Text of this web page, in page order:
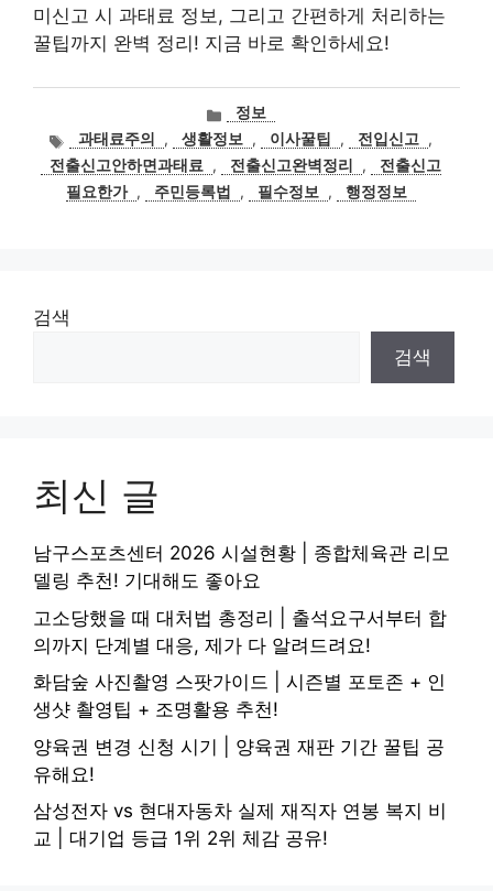
미신고 시 과태료 정보, 그리고 간편하게 처리하는
꿀팁까지 완벽 정리! 지금 바로 확인하세요!
카
테
고
리
정보
태
그
과태료주의 , 생활정보 , 이사꿀팁 , 전입신고
,
전출신고안하면과태료
, 전출신고완벽정리 ,
전출신고
필요한가 , 주민등록법 , 필수정보 , 행정정보
검색
검색
최신 글
남구스포츠센터 2026 시설현황 | 종합체육관 리모
델링 추천! 기대해도 좋아요
고소당했을 때 대처법 총정리 | 출석요구서부터 합
의까지 단계별 대응, 제가 다 알려드려요!
화담숲 사진촬영 스팟가이드 | 시즌별 포토존 + 인
생샷 촬영팁 + 조명활용 추천!
양육권 변경 신청 시기 | 양육권 재판 기간 꿀팁 공
유해요!
삼성전자 vs 현대자동차 실제 재직자 연봉 복지 비
교 | 대기업 등급 1위 2위 체감 공유!